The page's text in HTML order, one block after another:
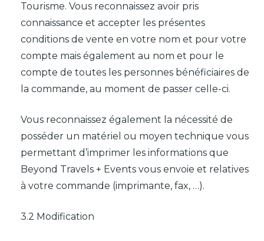
Tourisme. Vous reconnaissez avoir pris
connaissance et accepter les présentes
conditions de vente en votre nom et pour votre
compte mais également au nom et pour le
compte de toutes les personnes bénéficiaires de
la commande, au moment de passer celle-ci.
Vous reconnaissez également la nécessité de
posséder un matériel ou moyen technique vous
permettant d’imprimer les informations que
Beyond Travels + Events vous envoie et relatives
à votre commande (imprimante, fax, …).
3.2 Modification